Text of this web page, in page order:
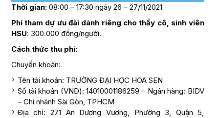
Thời gian:08:00 – 17:30 ngày 26 – 27/11/2021
Phí tham dự ưu đãi dành riêng cho thầy cô, sinh viên
HSU: 300.000 đồng/người.
Cách thức thu phí:
Chuyển khoản:
Tên tài khoản: TRƯỜNG ĐẠI HỌC HOA SEN
Số tài khoản (VNĐ): 14010001186259 – Ngân hàng: BIDV
– Chi nhánh Sài Gòn, TPHCM
Địa chỉ: 271 An Dương Vương, Phường 3, Quận 5,